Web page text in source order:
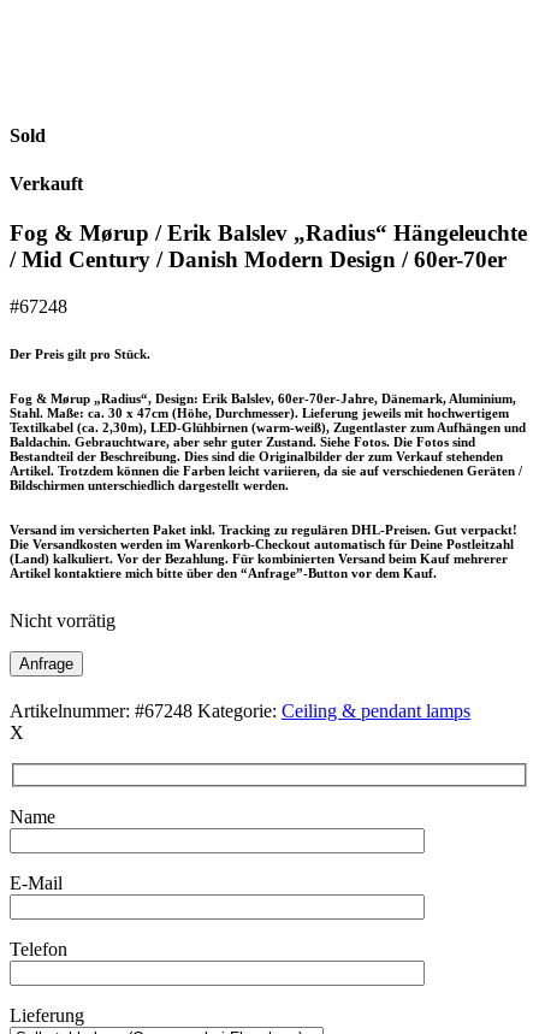
Sold
Verkauft
Fog & Mørup / Erik Balslev „Radius“ Hängeleuchte
/ Mid Century / Danish Modern Design / 60er-70er
#67248
Der Preis gilt pro Stück.
Fog & Mørup „Radius“, Design: Erik Balslev, 60er-70er-Jahre, Dänemark, Aluminium,
Stahl. Maße: ca. 30 x 47cm (Höhe, Durchmesser). Lieferung jeweils mit hochwertigem
Textilkabel (ca. 2,30m), LED-Glühbirnen (warm-weiß), Zugentlaster zum Aufhängen und
Baldachin. Gebrauchtware, aber sehr guter Zustand. Siehe Fotos. Die Fotos sind
Bestandteil der Beschreibung. Dies sind die Originalbilder der zum Verkauf stehenden
Artikel. Trotzdem können die Farben leicht variieren, da sie auf verschiedenen Geräten /
Bildschirmen unterschiedlich dargestellt werden.
Versand im versicherten Paket inkl. Tracking zu regulären DHL-Preisen. Gut verpackt!
Die Versandkosten werden im Warenkorb-Checkout automatisch für Deine Postleitzahl
(Land) kalkuliert. Vor der Bezahlung. Für kombinierten Versand beim Kauf mehrerer
Artikel kontaktiere mich bitte über den “Anfrage”-Button vor dem Kauf.
Nicht vorrätig
Anfrage
Artikelnummer: #67248 Kategorie: Ceiling & pendant lamps
X
Name
E-Mail
Telefon
Lieferung